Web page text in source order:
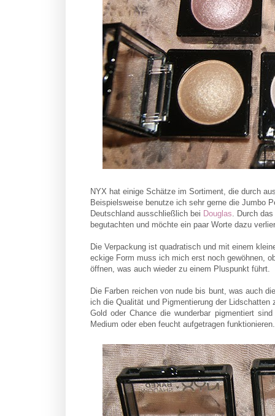
NYX hat einige Schätze im Sortiment, die durch
Beispielsweise benutze ich sehr gerne die Jumbo
Deutschland ausschließlich bei Douglas . Durch
begutachten und möchte ein paar Worte dazu
Die Verpackung ist quadratisch und mit einem
eckige Form muss ich mich erst noch gewöhnen,
öffnen, was auch wieder zu einem Pluspunkt führt.
Die Farben reichen von nude bis bunt, was auch
ich die Qualität und Pigmentierung der
Gold oder Chance die wunderbar pigmentiert
Medium oder eben feucht aufgetragen funktionieren.